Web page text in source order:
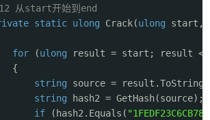
从start开始到end
static ulong Crack(ulong start,
for
(ulong
result = start; result <=
{
string
source =
string
hash2 = GetHash(source);
if
(hash2.Equals(